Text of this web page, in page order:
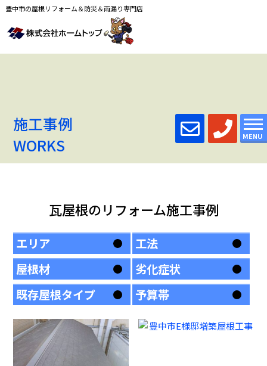
豊中市の屋根リフォーム＆防災＆雨漏り専門店
MENU
施工事例
WORKS
瓦屋根のリフォーム施工事例
エリア
工法
屋根材
劣化症状
既存屋根タイプ
予算帯